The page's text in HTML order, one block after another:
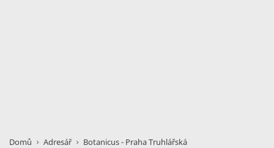
Domů Adresář Botanicus - Praha Truhlářská